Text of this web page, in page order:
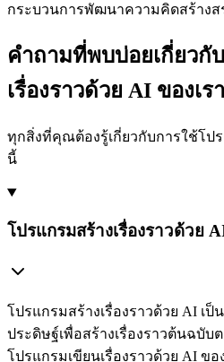
กระบวนการพัฒนาความคิดสร้าง
คำถามที่พบบ่อยเกี่ยวกั
เรื่องราวด้วย AI ของเรา
ทุกสิ่งที่คุณต้องรู้เกี่ยวกับการใช้โป
นี้
โปรแกรมสร้างเรื่องราวด้วย
โปรแกรมสร้างเรื่องราวด้วย AI เ
ประดิษฐ์เพื่อสร้างเรื่องราวต้นฉบั
โปรแกรมเขียนเรื่องราวด้วย AI ข